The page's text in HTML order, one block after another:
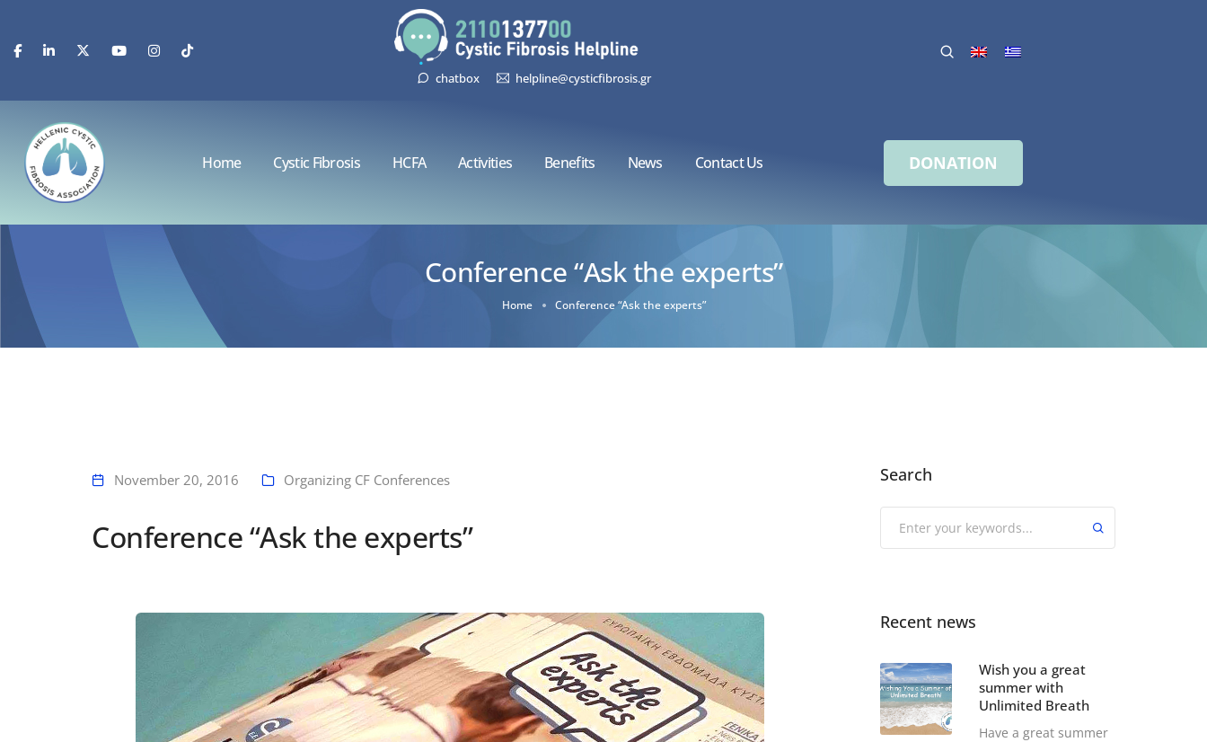
chatbox helpline@cysticfibrosis.gr
Home Cystic Fibrosis HCFA Activities Benefits News Contact Us DONATION
Conference “Ask the experts”
Home Conference “Ask the experts”
November 20, 2016 Organizing CF Conferences
Conference “Ask the experts”
Search
Recent news
Wish you a great
summer with
Unlimited Breath
Have a great summer